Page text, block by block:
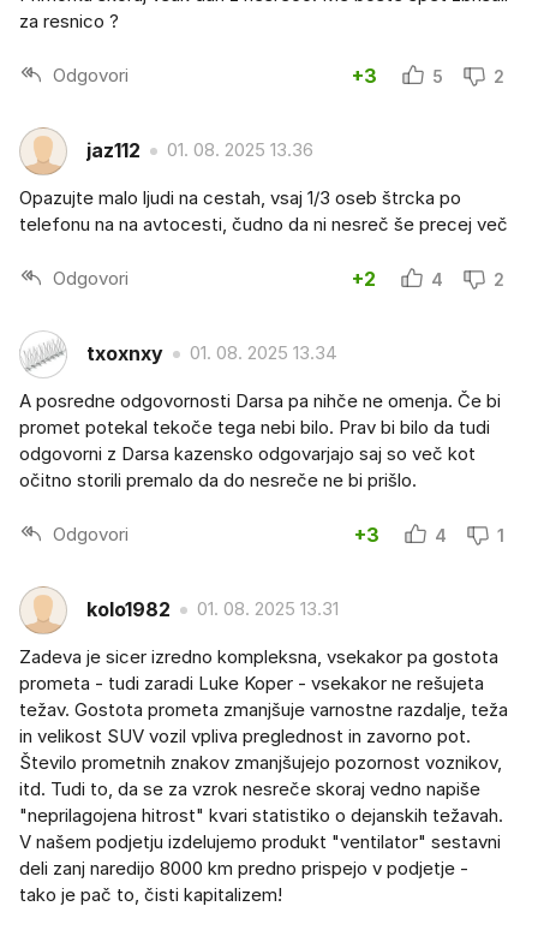
za resnico ?
Odgovori +3 5 2
jaz112 01. 08. 2025 13.36
Opazujte malo ljudi na cestah, vsaj 1/3 oseb štrcka po
telefonu na na avtocesti, čudno da ni nesreč še precej več
Odgovori +2 4 2
txoxnxy 01. 08. 2025 13.34
A posredne odgovornosti Darsa pa nihče ne omenja. Če bi
promet potekal tekoče tega nebi bilo. Prav bi bilo da tudi
odgovorni z Darsa kazensko odgovarjajo saj so več kot
očitno storili premalo da do nesreče ne bi prišlo.
Odgovori +3 4 1
kolo1982 01. 08. 2025 13.31
Zadeva je sicer izredno kompleksna, vsekakor pa gostota
prometa - tudi zaradi Luke Koper - vsekakor ne rešujeta
težav. Gostota prometa zmanjšuje varnostne razdalje, teža
in velikost SUV vozil vpliva preglednost in zavorno pot.
Število prometnih znakov zmanjšujejo pozornost voznikov,
itd. Tudi to, da se za vzrok nesreče skoraj vedno napiše
"neprilagojena hitrost" kvari statistiko o dejanskih težavah.
V našem podjetju izdelujemo produkt "ventilator" sestavni
deli zanj naredijo 8000 km predno prispejo v podjetje -
tako je pač to, čisti kapitalizem!